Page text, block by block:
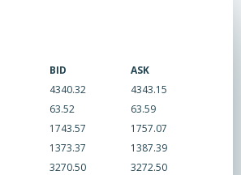
BID
ASK
4340.32
4343.15
63.52
63.59
1743.57
1757.07
1373.37
1387.39
3270.50
3272.50